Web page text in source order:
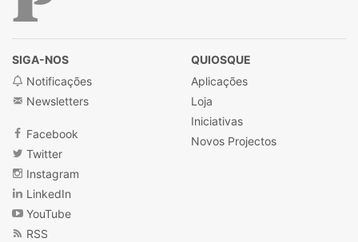
SIGA-NOS
Notificações
Newsletters
Facebook
Twitter
Instagram
LinkedIn
YouTube
RSS
QUIOSQUE
Aplicações
Loja
Iniciativas
Novos Projectos